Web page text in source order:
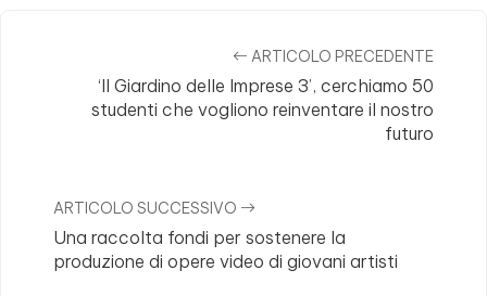
ARTICOLO PRECEDENTE
‘Il Giardino delle Imprese 3’, cerchiamo 50
studenti che vogliono reinventare il nostro
futuro
ARTICOLO SUCCESSIVO
Una raccolta fondi per sostenere la
produzione di opere video di giovani artisti